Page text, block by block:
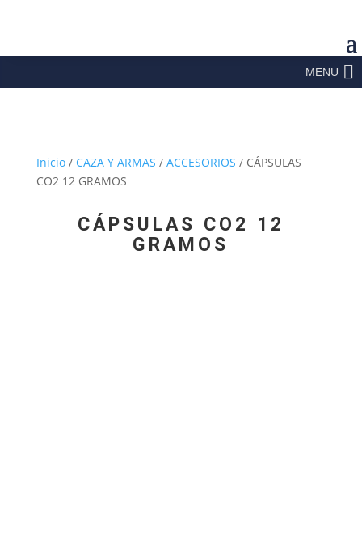
MENU
Inicio/ CAZA Y ARMAS / ACCESORIOS / CÁPSULAS
CO2 12 GRAMOS
CÁPSULAS CO2 12
GRAMOS